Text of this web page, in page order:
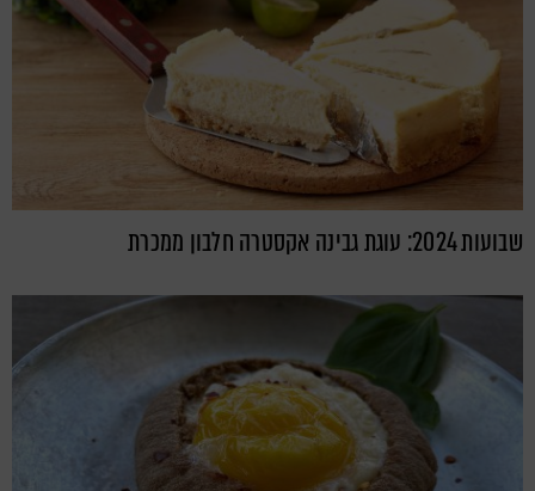
שבועות 2024: עוגת גבינה אקסטרה חלבון ממכרת